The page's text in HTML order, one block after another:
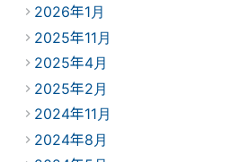
2026年1月
2025年11月
2025年4月
2025年2月
2024年11月
2024年8月